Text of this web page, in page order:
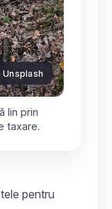
lin prin
taxare.
pentru